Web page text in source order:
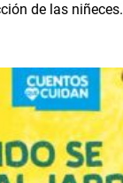
de las niñeces.